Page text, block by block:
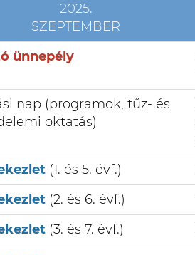
2025.
SZEPTEMBER
ünnepély
nap (programok, tűz- és
oktatás)
(1. és 5. évf.)
(2. és 6. évf.)
(3. és 7. évf.)